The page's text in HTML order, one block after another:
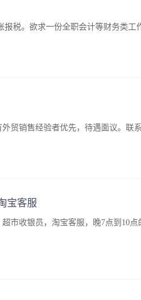
报税。欲求一份全职会计等财务类工
贸销售经验者优先，待遇面议。联
宝客服
市收银员，淘宝客服，晚7点到10点